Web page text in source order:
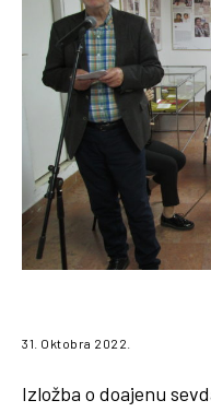
31. Oktobra 2022.
Izložba o doajenu